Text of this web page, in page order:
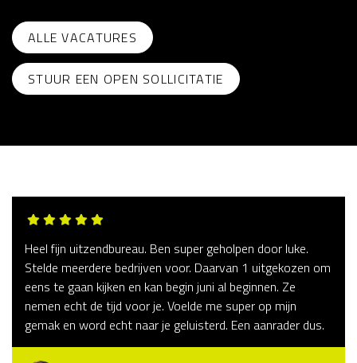
ALLE VACATURES
STUUR EEN OPEN SOLLICITATIE
Heel fijn uitzendbureau. Ben super geholpen door luke.
Stelde meerdere bedrijven voor. Daarvan 1 uitgekozen om
eens te gaan kijken en kan begin juni al beginnen. Ze
nemen echt de tijd voor je. Voelde me super op mijn
gemak en word echt naar je geluisterd. Een aanrader dus.